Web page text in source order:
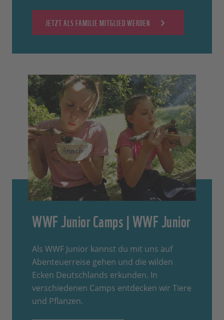
JETZT ALS FAMILIE MITGLIED WERDEN
WWF Junior Camps | WWF Junior
Als WWF Junior kannst du mit uns auf
Abenteuerreise gehen und die wilden
Ecken Deutschlands erkunden. In
verschiedenen Camps entdecken wir Tiere
und Pflanzen.